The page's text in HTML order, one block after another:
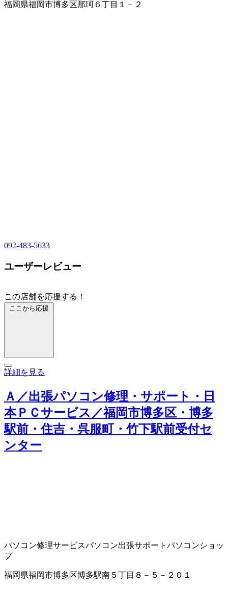
福岡県福岡市博多区那珂６丁目１－２
092-483-5633
ユーザーレビュー
この店舗を応援する！
ここから応援
詳細を見る
Ａ／出張パソコン修理・サポート・日
本ＰＣサービス／福岡市博多区・博多
駅前・住吉・呉服町・竹下駅前受付セ
ンター
パソコン修理サービスパソコン出張サポート パソコンショッ
プ
福岡県福岡市博多区博多駅南５丁目８－５－２０１